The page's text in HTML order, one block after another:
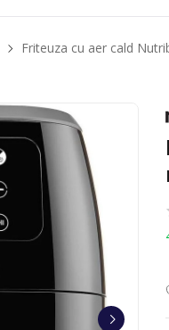
Friteuza cu aer cald